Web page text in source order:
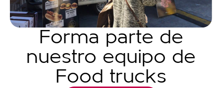
Forma parte de
nuestro equipo de
Food trucks